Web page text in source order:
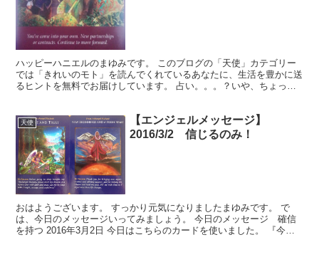
ハッピーハニエルのまゆみです。 このブログの「天使」カテゴリー
では「きれいのモト」を読んでくれているあなたに、生活を豊かに送
るヒントを無料でお届けしています。 占い。。。？いや、ちょっと
天使
【エンジェルメッセージ】
2016/3/2 信じるのみ！
おはようございます。 すっかり元気になりましたまゆみです。 で
は、今日のメッセージいってみましょう。 今日のメッセージ 確信
を持つ 2016年3月2日 今日はこちらのカードを使いました。 『今日